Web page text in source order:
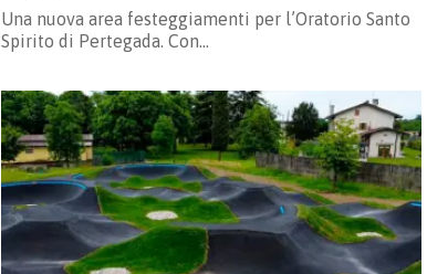
Una nuova area festeggiamenti per l’Oratorio Santo
Spirito di Pertegada. Con…